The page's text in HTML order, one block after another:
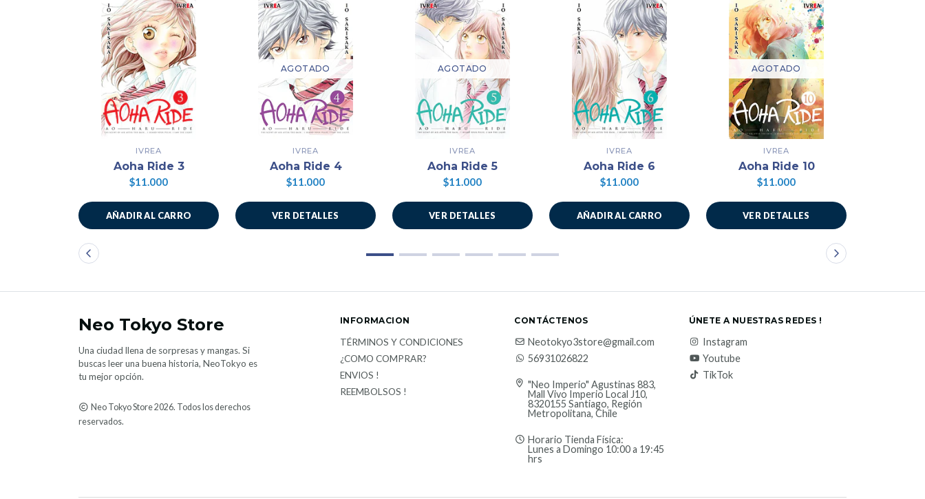
IVREA
Aoha Ride 3
$11.000
AÑADIR AL CARRO
AGOTADO
IVREA
Aoha Ride 4
$11.000
VER DETALLES
AGOTADO
IVREA
Aoha Ride 5
$11.000
VER DETALLES
IVREA
Aoha Ride 6
$11.000
AÑADIR AL CARRO
AGOTADO
IVREA
Aoha Ride 10
$11.000
VER DETALLES
Neo Tokyo Store
Una ciudad llena de sorpresas y mangas. Si
buscas leer una buena historia, NeoTokyo es
tu mejor opción.
Neo Tokyo Store 2026. Todos los derechos
reservados.
INFORMACION
TÉRMINOS Y CONDICIONES
¿COMO COMPRAR?
ENVIOS !
REEMBOLSOS !
CONTÁCTENOS
Neotokyo3store@gmail.com
56931026822
"Neo Imperio" Agustinas 883,
Mall Vivo Imperio Local J10,
8320155 Santiago, Región
Metropolitana, Chile
Horario Tienda Física:
Lunes a Domingo 10:00 a 19:45
hrs
ÚNETE A NUESTRAS REDES !
Instagram
Youtube
TikTok